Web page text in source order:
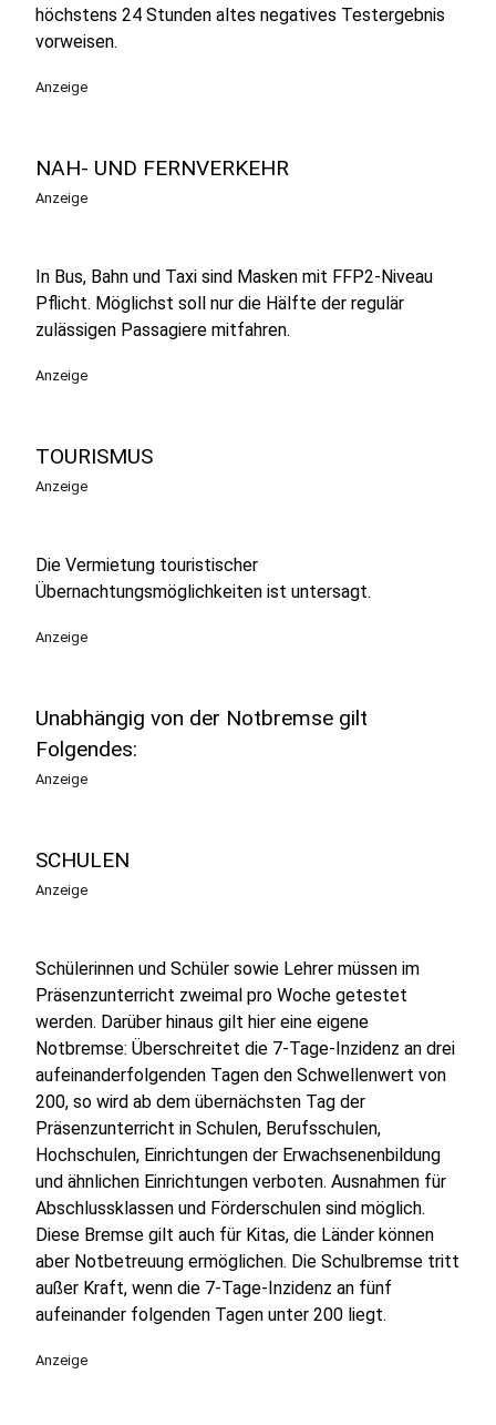
höchstens 24 Stunden altes negatives Testergebnis
vorweisen.
Anzeige
NAH- UND FERNVERKEHR
Anzeige
In Bus, Bahn und Taxi sind Masken mit FFP2-Niveau
Pflicht. Möglichst soll nur die Hälfte der regulär
zulässigen Passagiere mitfahren.
Anzeige
TOURISMUS
Anzeige
Die Vermietung touristischer
Übernachtungsmöglichkeiten ist untersagt.
Anzeige
Unabhängig von der Notbremse gilt
Folgendes:
Anzeige
SCHULEN
Anzeige
Schülerinnen und Schüler sowie Lehrer müssen im
Präsenzunterricht zweimal pro Woche getestet
werden. Darüber hinaus gilt hier eine eigene
Notbremse: Überschreitet die 7-Tage-Inzidenz an drei
aufeinanderfolgenden Tagen den Schwellenwert von
200, so wird ab dem übernächsten Tag der
Präsenzunterricht in Schulen, Berufsschulen,
Hochschulen, Einrichtungen der Erwachsenenbildung
und ähnlichen Einrichtungen verboten. Ausnahmen für
Abschlussklassen und Förderschulen sind möglich.
Diese Bremse gilt auch für Kitas, die Länder können
aber Notbetreuung ermöglichen. Die Schulbremse tritt
außer Kraft, wenn die 7-Tage-Inzidenz an fünf
aufeinander folgenden Tagen unter 200 liegt.
Anzeige